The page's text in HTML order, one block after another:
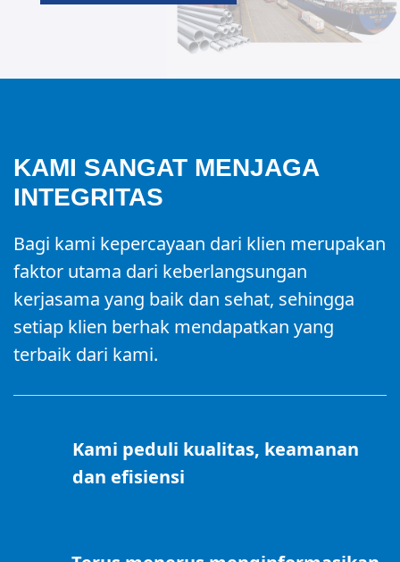
KAMI SANGAT MENJAGA
INTEGRITAS
Bagi kami kepercayaan dari klien merupakan
faktor utama dari keberlangsungan
kerjasama yang baik dan sehat, sehingga
setiap klien berhak mendapatkan yang
terbaik dari kami.
Kami peduli kualitas, keamanan
dan efisiensi